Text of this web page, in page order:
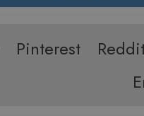
Pinterest